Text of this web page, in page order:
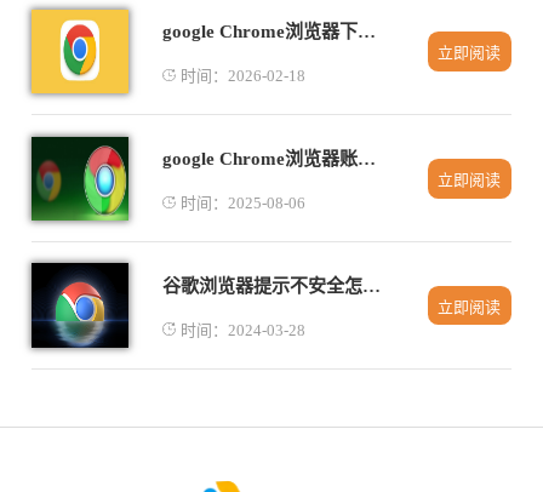
google Chrome浏览器下载及安装全流程
时间：2026-02-18
立即阅读
google Chrome浏览器账户同步失败原因分析
时间：2025-08-06
立即阅读
谷歌浏览器提示不安全怎么设置
时间：2024-03-28
立即阅读